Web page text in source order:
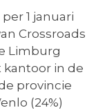
1 januari
Crossroads
Limburg
kantoor in de
provincie
(24%)